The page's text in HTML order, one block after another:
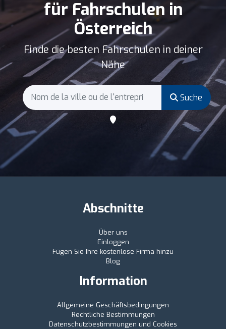
für Fahrschulen in
Österreich
Finde die besten Fahrschulen in deiner
Nähe
Suche
Abschnitte
Über uns
Einloggen
Fügen Sie Ihre kostenlose Firma hinzu
Blog
Information
Allgemeine Geschäftsbedingungen
Rechtliche Bestimmungen
Datenschutzbestimmungen und Cookies